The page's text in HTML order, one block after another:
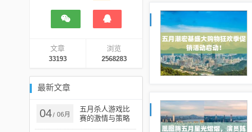
文章
33193
浏览
2568283
最新文章
04/ 06月
五月杀人游戏比
赛的激情与策略
之战